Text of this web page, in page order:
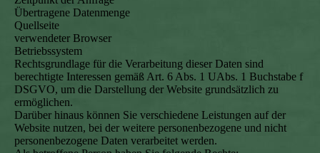
Übertragene Datenmenge
Quellseite
verwendeter Browser
Betriebssystem
Rechtsgrundlage für die Verarbeitung dieser Daten sind
berechtigte Interessen gemäß Art. 6 Abs. 1 UAbs. 1 Buchstabe f
DSGVO, um die Darstellung der Website grundsätzlich zu
ermöglichen.
Darüber hinaus können Sie verschiedene Leistungen auf der
Website nutzen, bei der weitere personenbezogene und nicht
personenbezogene Daten verarbeitet werden.